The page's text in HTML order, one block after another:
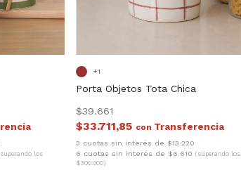
los
Porta Objetos Tota Chica
$39.661
$33.711,85 con
3 cuotas sin interés de $13.220
6 cuotas sin interés de $6.610 (superando los
$300.000)
+1